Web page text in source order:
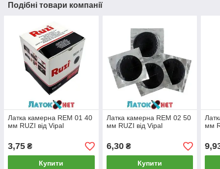
Подібні товари компанії
Латка камерна REM 01 40
мм RUZI від Vipal
3,75 ₴
Купити
Латка камерна REM 02 50
мм RUZI від Vipal
6,30₴
Купити
мм